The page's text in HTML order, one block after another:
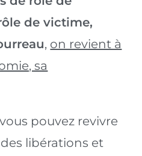
de victime,
, on revient à
sa
pouvez revivre
libérations et